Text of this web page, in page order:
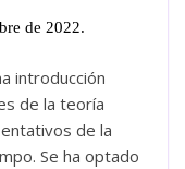
de 2022.
introducción
de la teoría
de la
Se ha optado